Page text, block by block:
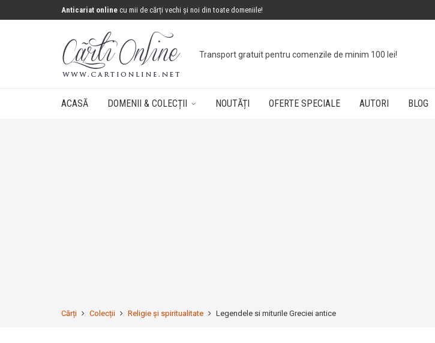
Anticariat online cu mii de cărți vechi și noi din toate domeniile!
Transport gratuit pentru comenzile de minim 100 lei!
ACASĂ DOMENII & COLECȚII NOUTĂȚI OFERTE SPECIALE AUTORI BLOG
Cărți Colecții Religie și spiritualitate Legendele si miturile Greciei antice